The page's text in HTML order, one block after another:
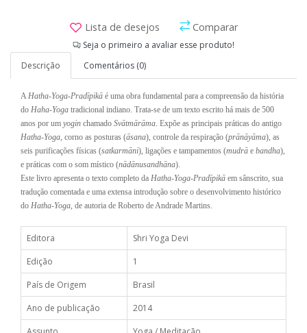
Lista de desejos Comparar
Seja o primeiro a avaliar esse produto!
Descrição
Comentários (0)
AHatha-Yoga-Pradīpikā é uma obra fundamental para a compreensão da história
do Haha-Yoga tradicional indiano. Trata-se de um texto escrito há mais de 500
anos por um yogin chamado Svātmārāma. Expõe as principais práticas do antigo
Hatha-Yoga, corno as posturas (āsana), controle da respiração (prānāyāma), as
seis purificações físicas (satkarmāni), ligações e tampamentos (mudrā e bandha),
e práticas com o som místico (nādānusandhāna).
Este livro apresenta o texto completo da Hatha-Yoga-Pradīpikā em sânscrito, sua
tradução comentada e uma extensa introdução sobre o desenvolvimento histórico
do Hatha-Yoga, de autoria de Roberto de Andrade Martins.
Editora
Shri Yoga Devi
Edição
1
País de Origem
Brasil
Ano de publicação
2014